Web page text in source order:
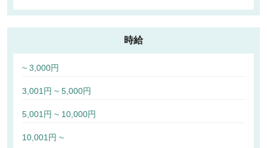
時給
~ 3,000円
3,001円 ~ 5,000円
5,001円 ~ 10,000円
10,001円 ~